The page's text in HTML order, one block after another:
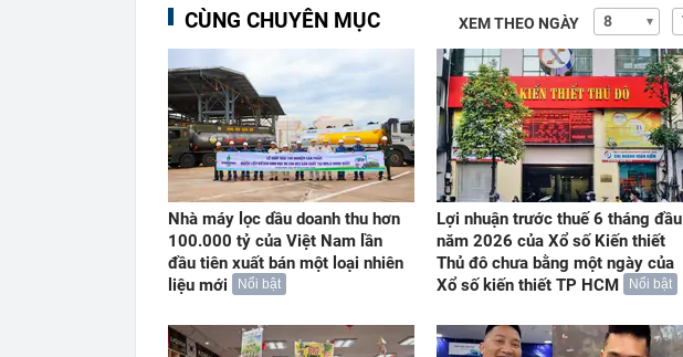
CÙNG CHUYÊN MỤC XEM THEO NGÀY
Nhà máy lọc dầu doanh thu hơn
100.000 tỷ của Việt Nam lần
đầu tiên xuất bán một loại nhiên
liệu mới
Nổi bật
Lợi nhuận trước thuế 6 tháng đầu
năm 2026 của Xổ số Kiến thiết
Thủ đô chưa bằng một ngày của
Xổ số kiến thiết TP HCM
Nổi bật